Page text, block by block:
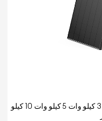
طقم نظام الطاقة الشمسية على الشبكة بقدرة 3 كيلو وات 5 كيلو وات 10 كيلو